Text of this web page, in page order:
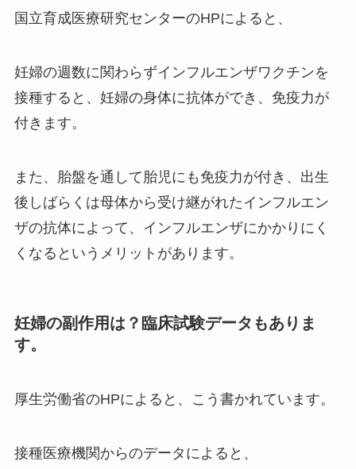
国立育成医療研究センターのHPによると、
妊婦の週数に関わらずインフルエンザワクチンを
接種すると、妊婦の身体に抗体ができ、免疫力が
付きます。
また、胎盤を通して胎児にも免疫力が付き、出生
後しばらくは母体から受け継がれたインフルエン
ザの抗体によって、インフルエンザにかかりにく
くなるというメリットがあります。
妊婦の副作用は？臨床試験データもありま
す。
厚生労働省のHPによると、こう書かれています。
接種医療機関からのデータによると、